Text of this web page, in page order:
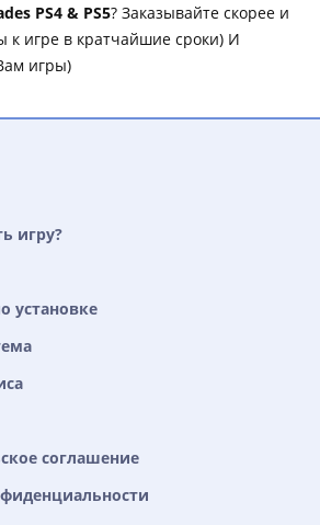
PS4 & PS5? Заказывайте скорее и
к игре в кратчайшие сроки) И
игры)
игру?
установке
соглашение